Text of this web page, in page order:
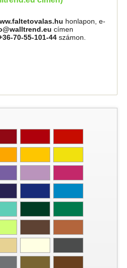
honlapon, e-
címen
70-55-101-44 számon.